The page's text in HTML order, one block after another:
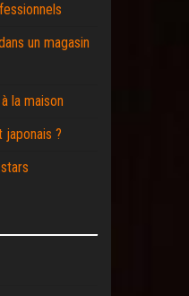
un magasin
la maison
?